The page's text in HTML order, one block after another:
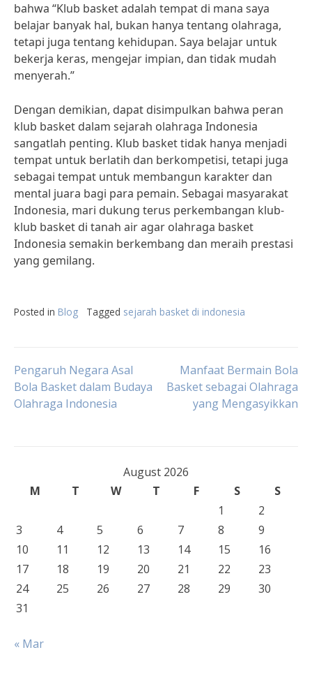
bahwa “Klub basket adalah tempat di mana saya
belajar banyak hal, bukan hanya tentang olahraga,
tetapi juga tentang kehidupan. Saya belajar untuk
bekerja keras, mengejar impian, dan tidak mudah
menyerah.”
Dengan demikian, dapat disimpulkan bahwa peran
klub basket dalam sejarah olahraga Indonesia
sangatlah penting. Klub basket tidak hanya menjadi
tempat untuk berlatih dan berkompetisi, tetapi juga
sebagai tempat untuk membangun karakter dan
mental juara bagi para pemain. Sebagai masyarakat
Indonesia, mari dukung terus perkembangan klub-
klub basket di tanah air agar olahraga basket
Indonesia semakin berkembang dan meraih prestasi
yang gemilang.
Posted in Blog Tagged sejarah basket di indonesia
Post
navigation
Pengaruh Negara Asal
Bola Basket dalam Budaya
Olahraga Indonesia
Manfaat Bermain Bola
Basket sebagai Olahraga
yang Mengasyikkan
August 2026
M
T W T F S
S
1
2
3
4 5 6 7 8
9
10
11 12 13 14 15
16
17
18 19 20 21 22
23
24
25 26 27 28 29
30
31
« Mar